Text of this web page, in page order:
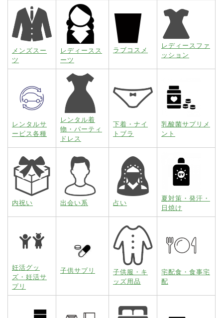
メンズスー
ツ
レディースス
ーツ
ラブコスメ
レディースファ
ッション
レンタルサ
ービス各種
レンタル着
物・パーティ
ドレス
下着・ナイ
トブラ
乳酸菌サプリメ
ント
内祝い 出会い系 占い
夏対策・発汗・
日焼け
妊活グッ
ズ・妊活サ
プリ
子供サプリ
子供服・キ
ッズ用品
宅配食・食事宅
配